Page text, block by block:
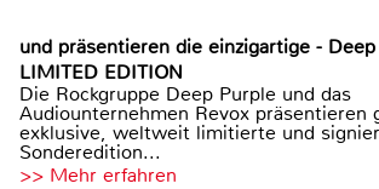
und präsentieren die einzigartige -
LIMITED EDITION
Die Rockgruppe Deep Purple und das
Audiounternehmen Revox präsentieren
exklusive, weltweit limitierte und
Sonderedition...
>> Mehr erfahren